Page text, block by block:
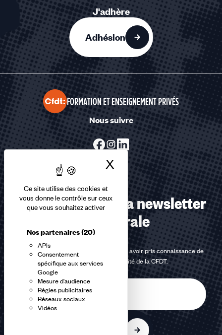
Ce site utilise des cookies et
vous donne le contrôle sur ceux
que vous souhaitez activer
Nos partenaires(20)
APIs
Consentement
spécifique aux services
Google
Mesure d'audience
Régies publicitaires
Réseaux sociaux
Vidéos
X Masquer le
J'adhère
Adhésion
FORMATION ET ENSEIGNEMENT PRIVÉS
Nous suivre
Abonnez-vous à la newsletter
confédérale
En m'inscrivant à la newsletter, j'affirme avoir pris connaissance de
lapolitique de confidentialité de la CFDT.